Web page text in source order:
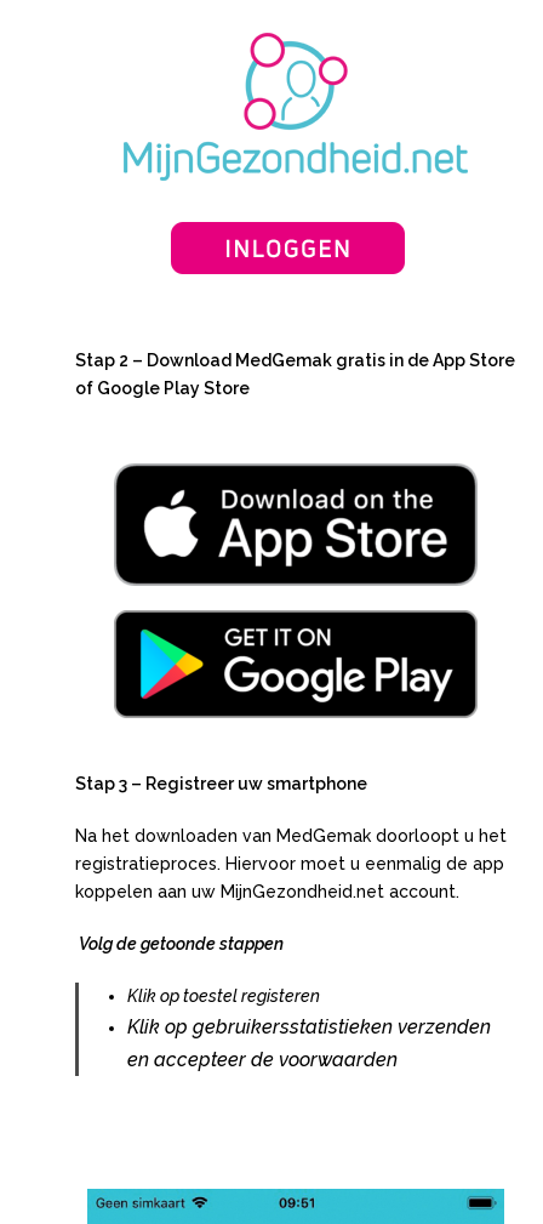
Stap 2 – Download MedGemak gratis in de App Store
of Google Play Store
Stap 3 – Registreer uw smartphone
Na het downloaden van MedGemak doorloopt u het
registratieproces. Hiervoor moet u eenmalig de app
koppelen aan uw MijnGezondheid.net account.
Volg de getoonde stappen
Klik op toestel registeren
Klik op gebruikersstatistieken verzenden
en accepteer de voorwaarden